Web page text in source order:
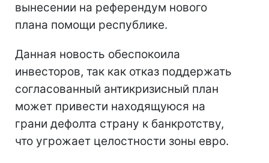
вынесении на референдум нового
плана помощи республике.
Данная новость обеспокоила
инвесторов, так как отказ поддержать
согласованный антикризисный план
может привести находящуюся на
грани дефолта страну к банкротству,
что угрожает целостности зоны евро.